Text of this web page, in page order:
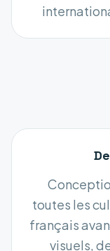
toutes les
français
visuels,